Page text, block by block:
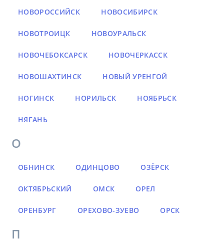
НОВОРОССИЙСК НОВОСИБИРСК
НОВОТРОИЦК НОВОУРАЛЬСК
НОВОЧЕБОКСАРСК НОВОЧЕРКАССК
НОВОШАХТИНСК НОВЫЙ УРЕНГОЙ
НОГИНСК НОРИЛЬСК НОЯБРЬСК
НЯГАНЬ
О
ОБНИНСК ОДИНЦОВО ОЗЁРСК
ОКТЯБРЬСКИЙ ОМСК ОРЕЛ
ОРЕНБУРГ ОРЕХОВО-ЗУЕВО ОРСК
П